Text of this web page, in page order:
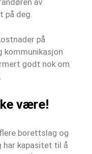
av
på deg.
på
kommunikasjon
godt nok om
være!
borettslag og
har kapasitet til å